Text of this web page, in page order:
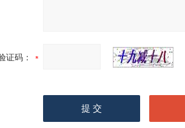
证码：